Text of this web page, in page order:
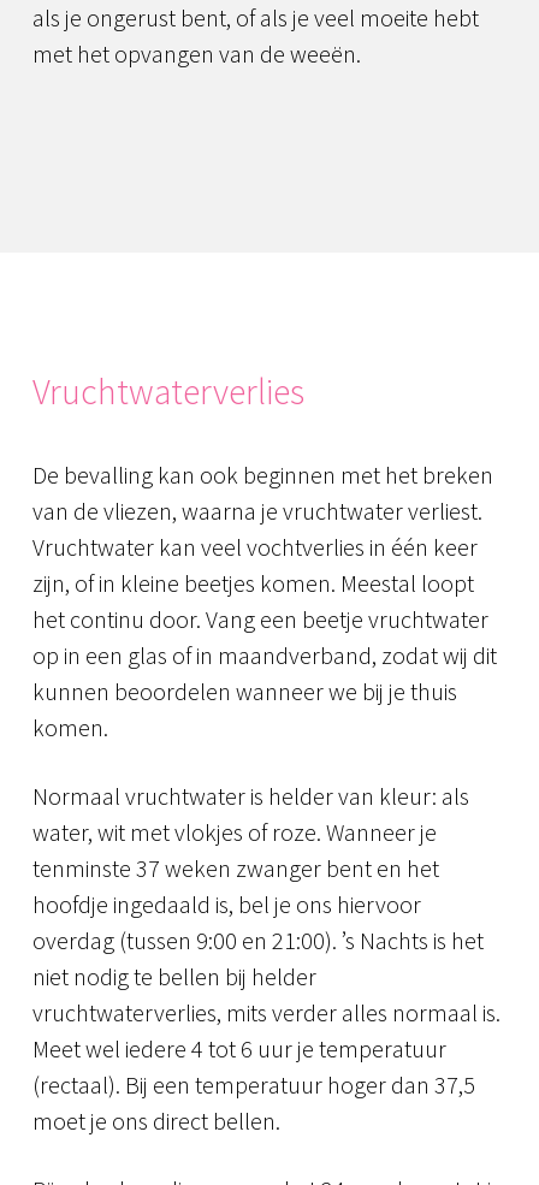
als je ongerust bent, of als je veel moeite hebt
met het opvangen van de weeën.
Vruchtwaterverlies
De bevalling kan ook beginnen met het breken
van de vliezen, waarna je vruchtwater verliest.
Vruchtwater kan veel vochtverlies in één keer
zijn, of in kleine beetjes komen. Meestal loopt
het continu door. Vang een beetje vruchtwater
op in een glas of in maandverband, zodat wij dit
kunnen beoordelen wanneer we bij je thuis
komen.
Normaal vruchtwater is helder van kleur: als
water, wit met vlokjes of roze. Wanneer je
tenminste 37 weken zwanger bent en het
hoofdje ingedaald is, bel je ons hiervoor
overdag (tussen 9:00 en 21:00). ’s Nachts is het
niet nodig te bellen bij helder
vruchtwaterverlies, mits verder alles normaal is.
Meet wel iedere 4 tot 6 uur je temperatuur
(rectaal). Bij een temperatuur hoger dan 37,5
moet je ons direct bellen.